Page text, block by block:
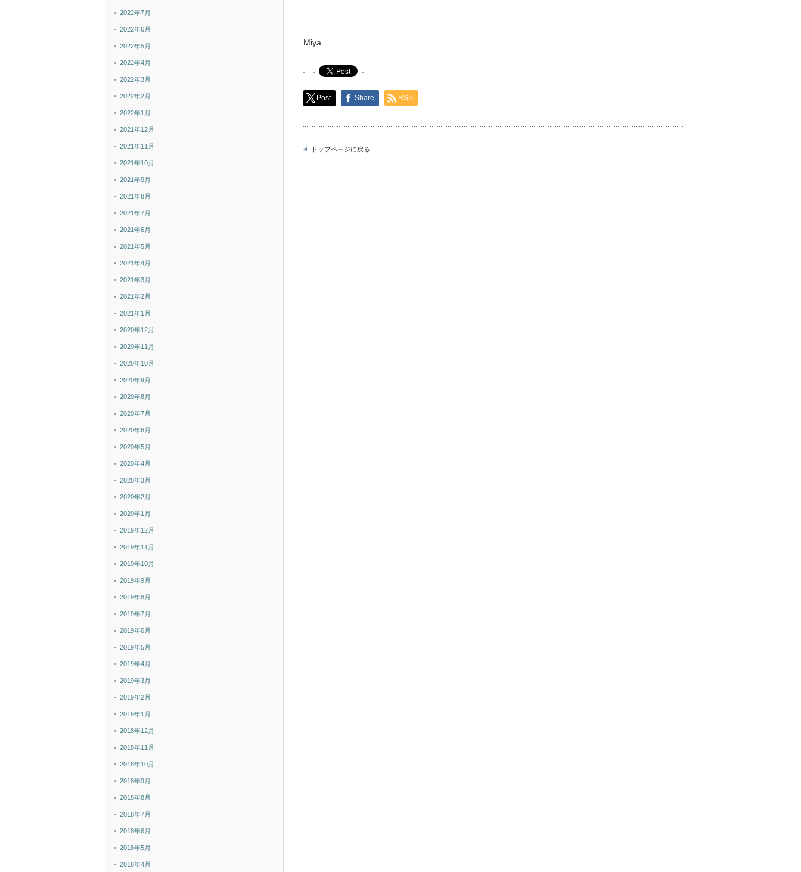
Miya
Post Share RSS
トップページに戻る
2022年7月
2022年6月
2022年5月
2022年4月
2022年3月
2022年2月
2022年1月
2021年12月
2021年11月
2021年10月
2021年9月
2021年8月
2021年7月
2021年6月
2021年5月
2021年4月
2021年3月
2021年2月
2021年1月
2020年12月
2020年11月
2020年10月
2020年9月
2020年8月
2020年7月
2020年6月
2020年5月
2020年4月
2020年3月
2020年2月
2020年1月
2019年12月
2019年11月
2019年10月
2019年9月
2019年8月
2019年7月
2019年6月
2019年5月
2019年4月
2019年3月
2019年2月
2019年1月
2018年12月
2018年11月
2018年10月
2018年9月
2018年8月
2018年7月
2018年6月
2018年5月
2018年4月